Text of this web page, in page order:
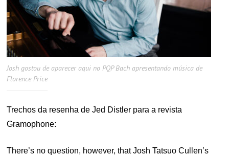
Josh gostou de aparecer aqui no PQP Bach apresentando música de
Florence Price
Trechos da resenha de Jed Distler para a revista
Gramophone:
There’s no question, however, that Josh Tatsuo Cullen’s